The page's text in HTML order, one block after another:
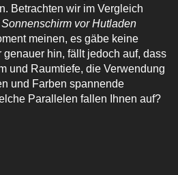
Betrachten wir im Vergleich
vor Hutladen
meinen, es gäbe keine
hin, fällt jedoch auf, dass
und Raumtiefe, die Verwendung
und Farben spannende
Parallelen fallen Ihnen auf?